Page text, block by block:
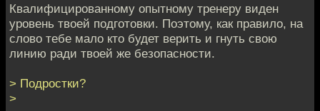
Квалифицированному опытному тренеру виден
уровень твоей подготовки. Поэтому, как правило, на
слово тебе мало кто будет верить и гнуть свою
линию ради твоей же безопасности.
> Подростки?
>